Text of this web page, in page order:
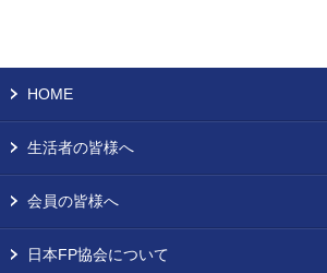
HOME
生活者の皆様へ
会員の皆様へ
日本FP協会について